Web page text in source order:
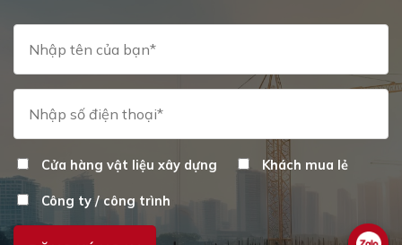
Cửa hàng vật liệu xây dựng Khách mua lẻ
Công ty / công trình